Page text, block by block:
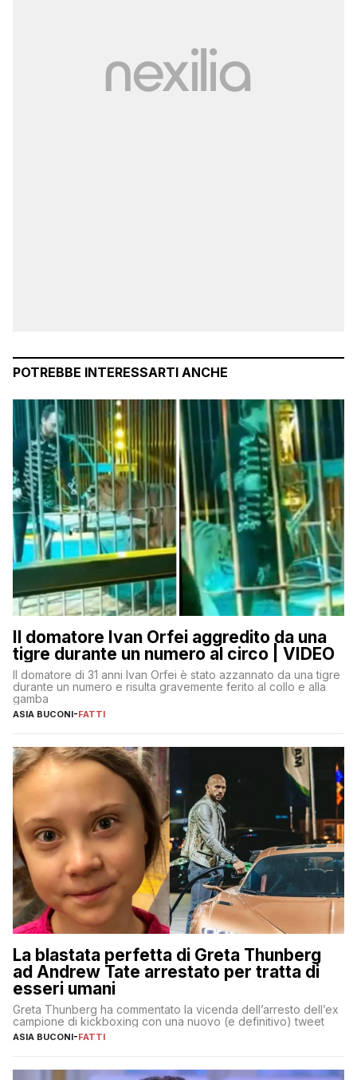
POTREBBE INTERESSARTI ANCHE
Il domatore Ivan Orfei aggredito da una
tigre durante un numero al circo | VIDEO
Il domatore di 31 anni Ivan Orfei è stato azzannato da una tigre
durante un numero e risulta gravemente ferito al collo e alla
gamba
ASIA BUCONI-FATTI
La blastata perfetta di Greta Thunberg
ad Andrew Tate arrestato per tratta di
esseri umani
Greta Thunberg ha commentato la vicenda dell’arresto dell’ex
campione di kickboxing con una nuovo (e definitivo) tweet
ASIA BUCONI-FATTI